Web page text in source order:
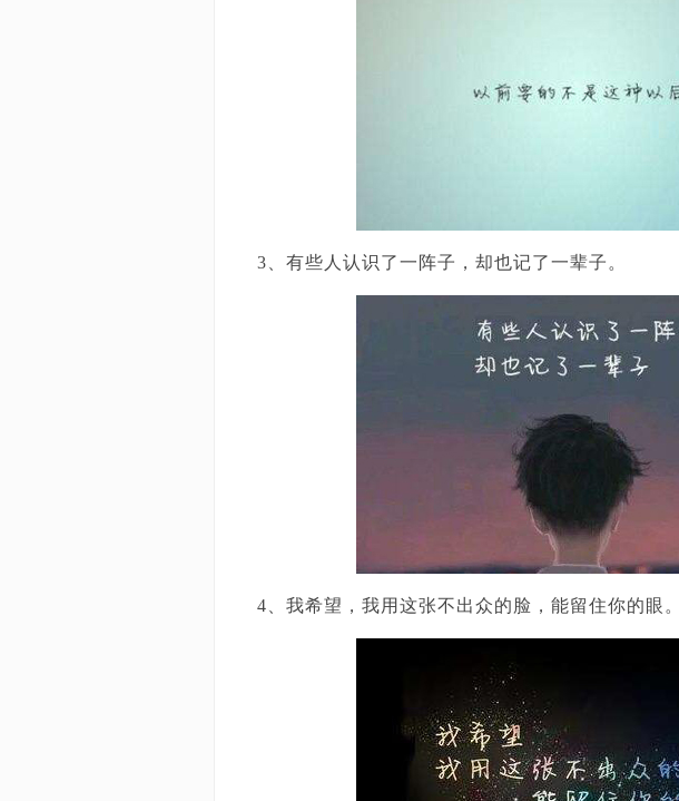
3、有些人认识了一阵子，却也记了一辈子。
4、我希望，我用这张不出众的脸，能留住你的眼。